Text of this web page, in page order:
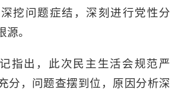
挖问题症结，深刻进行党性分
。
指出，此次民主生活会规范严
分，问题查摆到位，原因分析深